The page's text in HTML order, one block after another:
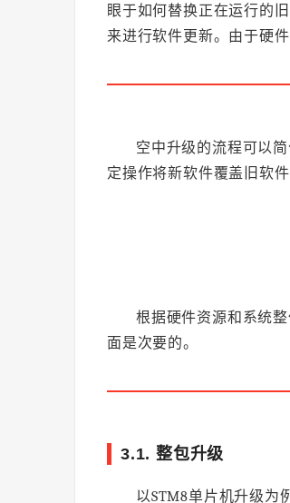
眼于如何替换正在运行的
来进行软件更新。由于硬
空中升级的流程可以
定操作将新软件覆盖旧软
根据硬件资源和系统
面是次要的。
3.1. 整包升级
以STM8单片机升级为